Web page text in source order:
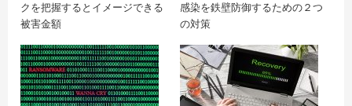
クを把握するとイメージできる
被害金額
感染を鉄壁防御するための２つ
の対策